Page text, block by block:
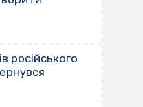
російського